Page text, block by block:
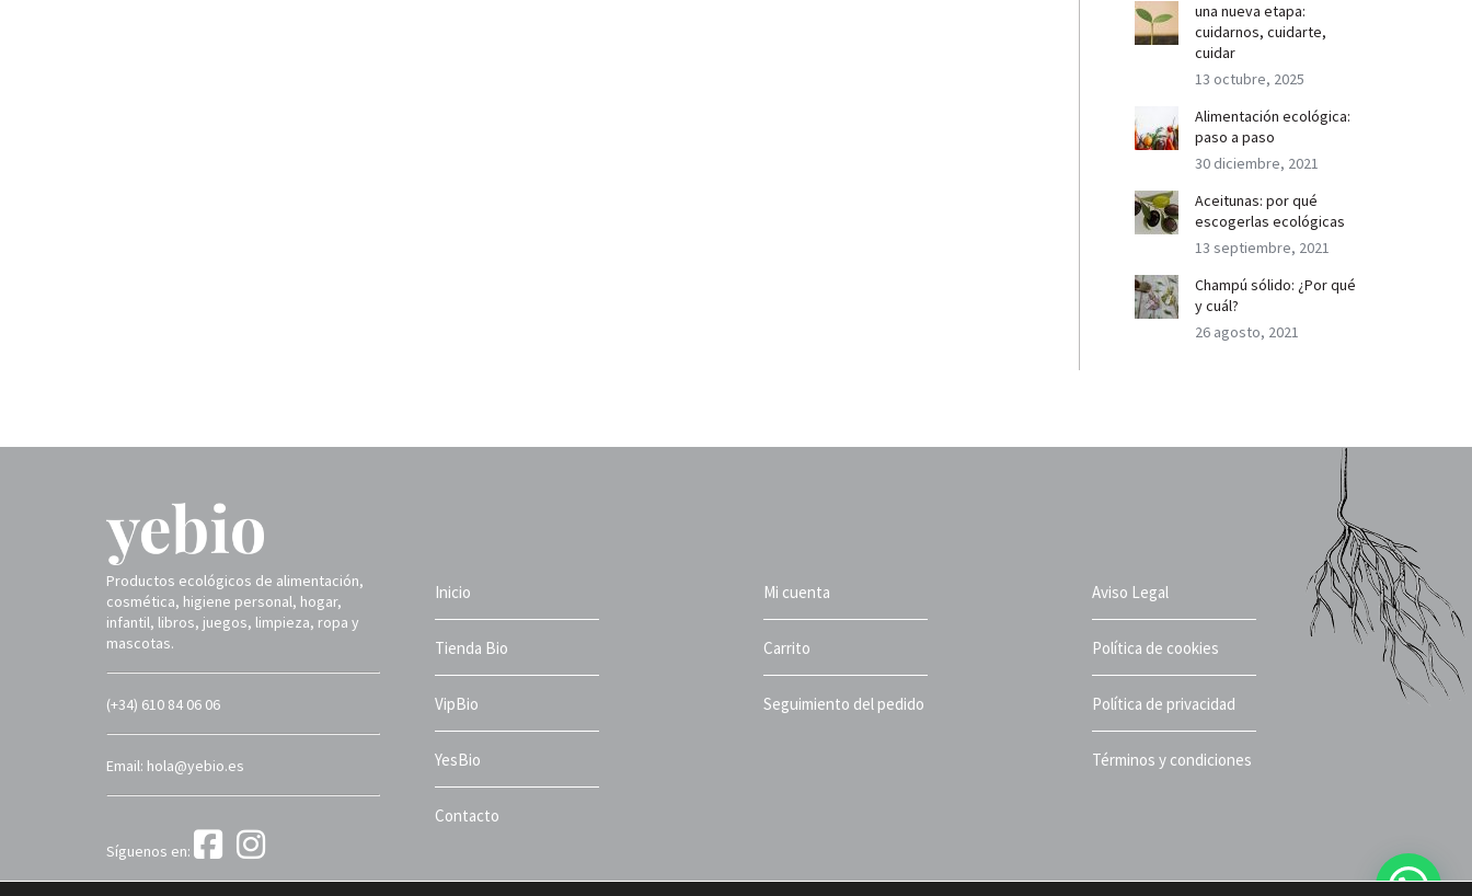
una nueva etapa:
cuidarnos, cuidarte,
cuidar
13 octubre, 2025
Alimentación ecológica:
paso a paso
30 diciembre, 2021
Aceitunas: por qué
escogerlas ecológicas
13 septiembre, 2021
Champú sólido: ¿Por qué
y cuál?
26 agosto, 2021
Productos ecológicos de alimentación,
cosmética, higiene personal, hogar,
infantil, libros, juegos, limpieza, ropa y
mascotas.
(+34) 610 84 06 06
Email: hola@yebio.es
Síguenos en:
Inicio
Tienda Bio
VipBio
YesBio
Contacto
Mi cuenta
Carrito
Seguimiento del pedido
Aviso Legal
Política de cookies
Política de privacidad
Términos y condiciones